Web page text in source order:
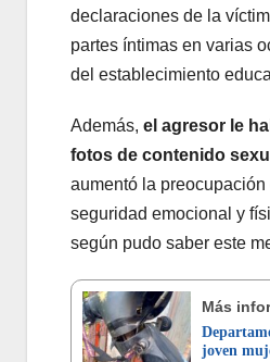
declaraciones de la
partes íntimas en varias
del establecimiento
Además, el agresor le
fotos de contenido
aumentó la
seguridad emocional y
según pudo saber este
Más
joven